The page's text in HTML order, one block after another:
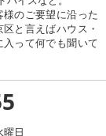
のご要望に沿った
と言えばハウス・
って何でも聞いて
曜日